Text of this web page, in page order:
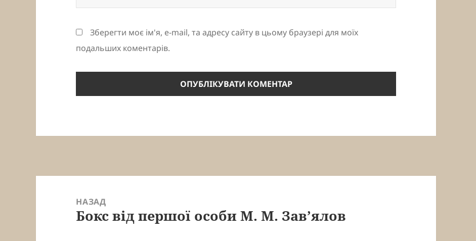
Зберегти моє ім'я, e-mail, та адресу сайту в цьому браузері для моїх
подальших коментарів.
НАЗАД
Попередній
Бокс від першої особи М. М. Зав’ялов